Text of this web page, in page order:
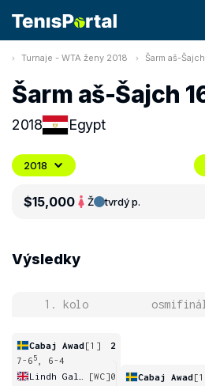
Turnaje - WTA ženy 2018 Šarm aš-
Šarm aš-Šajch
2018 Egypt
2018
$15,000 Ž tvrdý p.
Výsledky
1. kolo
Cabaj Awad[1]
2
7-6 5
, 6-4
[WC]0 Cabaj Awad